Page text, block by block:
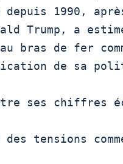
1990,
bras de fer
de sa
tensions